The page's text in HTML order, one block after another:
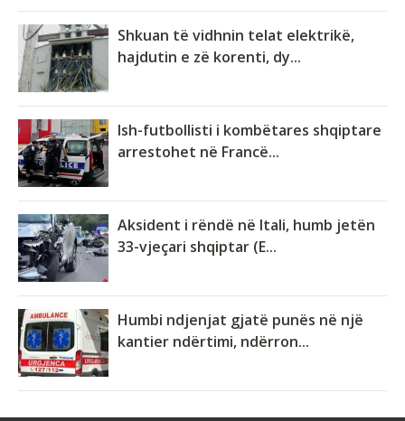
Shkuan të vidhnin telat elektrikë,
hajdutin e zë korenti, dy...
Ish-futbollisti i kombëtares shqiptare
arrestohet në Francë...
Aksident i rëndë në Itali, humb jetën
33-vjeçari shqiptar (E...
Humbi ndjenjat gjatë punës në një
kantier ndërtimi, ndërron...